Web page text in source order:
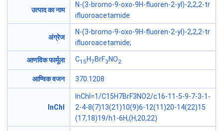
उत्पाद का नाम
N-(3-bromo-9-oxo-9H-fluoren-2-yl)-2,2,2-tr
ifluoroacetamide
अंग्रेज
N-(3-bromo-9-oxo-9H-fluoren-2-yl)-2,2,2-tr
ifluoroacetamide;
आणविक फार्मूला C15 H7 BrF3 NO2
आण्विक वजन 370.1208
InChI
InChI=1/C15H7BrF3NO2/c16-11-5-9-7-3-1-
2-4-8(7)13(21)10(9)6-12(11)20-14(22)15
(17,18)19/h1-6H,(H,20,22)